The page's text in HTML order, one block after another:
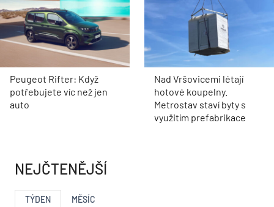
Peugeot Rifter: Když
potřebujete víc než jen
auto
Nad Vršovicemi létají
hotové koupelny.
Metrostav staví byty s
využitím prefabrikace
NEJČTENĚJŠÍ
TÝDEN MĚSÍC